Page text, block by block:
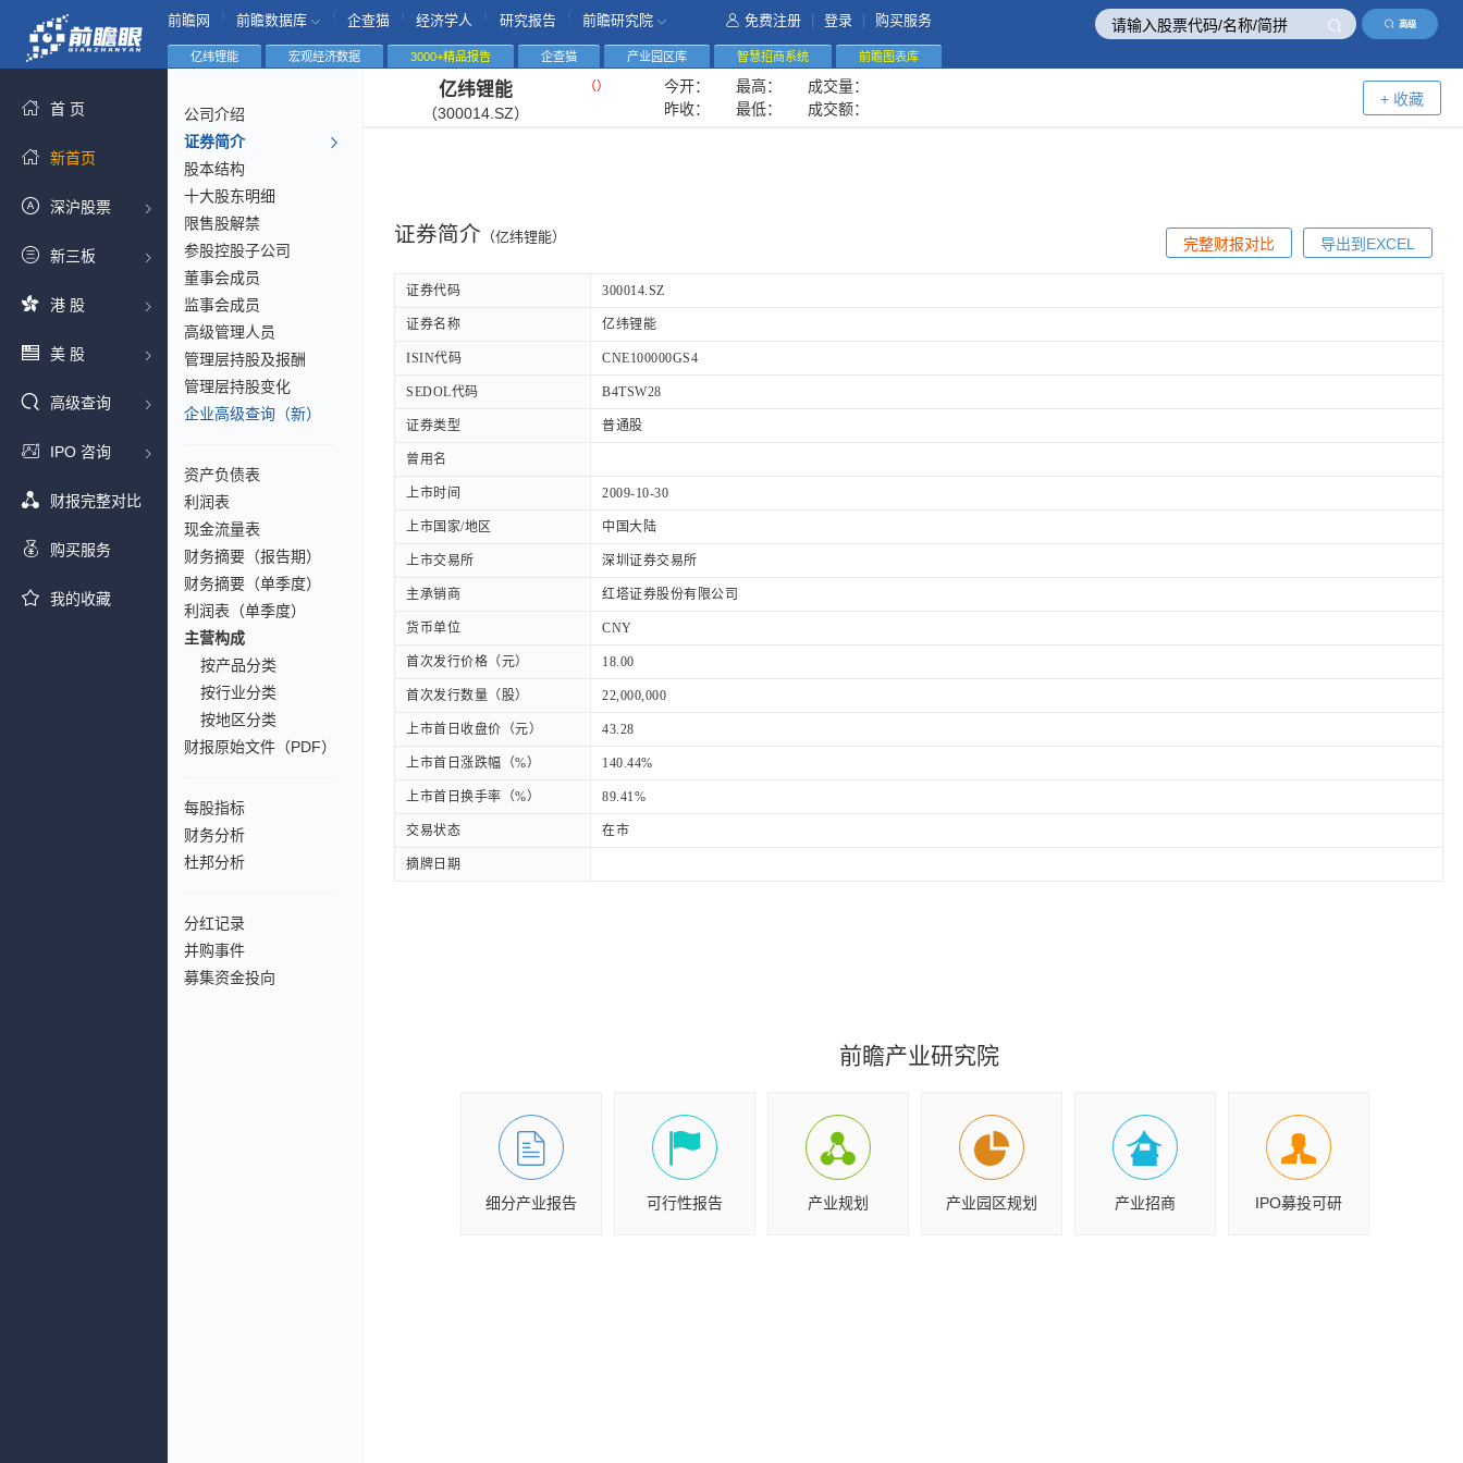
高级
前瞻网 前瞻数据库 企查猫 经济学人 研究报告 前瞻研究院 免费注册 登录 购买服务
首 页
新首页
深沪股票
新三板
港 股
美 股
高级查询
IPO 咨询
财报完整对比
购买服务
我的收藏
亿纬锂能 宏观经济数据 3000+精品报告 企查猫 产业园区库 智慧招商系统 前瞻图表库
公司介绍
证券简介
股本结构
十大股东明细
限售股解禁
参股控股子公司
董事会成员
监事会成员
高级管理人员
管理层持股及报酬
管理层持股变化
企业高级查询（新）
资产负债表
利润表
现金流量表
财务摘要（报告期）
财务摘要（单季度）
利润表（单季度）
主营构成
按产品分类
按行业分类
按地区分类
财报原始文件（PDF）
每股指标
财务分析
杜邦分析
分红记录
并购事件
募集资金投向
亿纬锂能
（300014.SZ）
（） 今开： 最高：
成交量：
昨收：
最低： 成交额：
+ 收藏
证券简介 （亿纬锂能） 导出到EXCEL
完整财报对比
证券代码 300014.SZ
证券名称 亿纬锂能
ISIN代码 CNE100000GS4
SEDOL代码 B4TSW28
证券类型 普通股
曾用名
上市时间 2009-10-30
上市国家/地区 中国大陆
上市交易所 深圳证券交易所
主承销商 红塔证券股份有限公司
货币单位 CNY
首次发行价格（元） 18.00
首次发行数量（股） 22,000,000
上市首日收盘价（元） 43.28
上市首日涨跌幅（%） 140.44%
上市首日换手率（%） 89.41%
交易状态 在市
摘牌日期
前瞻产业研究院
细分产业报告 可行性报告 产业规划 产业园区规划 产业招商 IPO募投可研